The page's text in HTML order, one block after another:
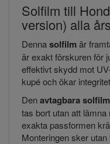
Solfilm till
version) alla
Dennasolfilmär
är exakt förskuren för
effektivt skydd mot
kupé och ökar
Denavtagbara
tas bort utan att
exakta passformen
Monteringen sker